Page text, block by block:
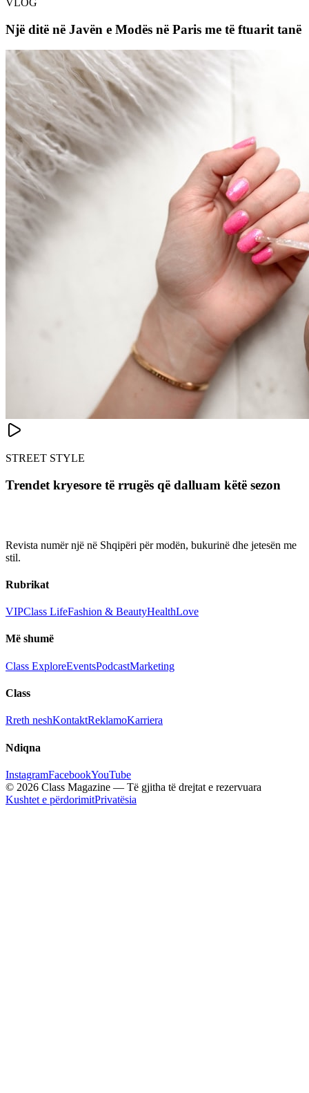
Një ditë në Javën e Modës në Paris me të ftuarit tanë
STREET STYLE
Trendet kryesore të rrugës që dalluam këtë sezon
Revista numër një në Shqipëri për modën, bukurinë dhe jetesën me
stil.
Rubrikat
VIPClass LifeFashion & BeautyHealthLove
Më shumë
Class ExploreEventsPodcastMarketing
Class
Rreth neshKontaktReklamoKarriera
Ndiqna
InstagramFacebookYouTube
© 2026 Class Magazine — Të gjitha të drejtat e rezervuara
Kushtet e përdorimitPrivatësia